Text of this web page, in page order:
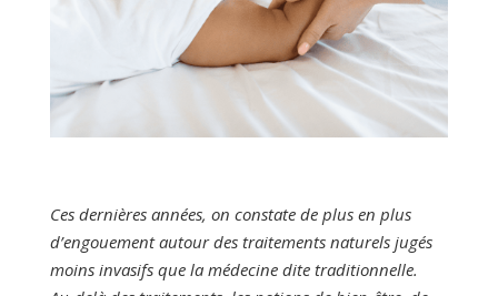
Ces dernières années, on constate de plus en plus
d’engouement autour des traitements naturels jugés
moins invasifs que la médecine dite traditionnelle.